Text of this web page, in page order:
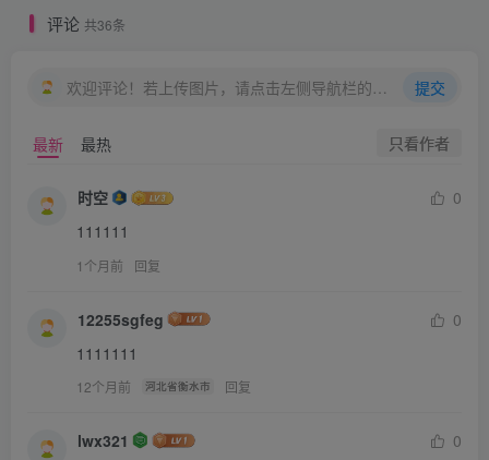
评论 共36条
欢迎评论！若上传图片，请点击左侧导航栏的图床工具，获取图片链接。 提交
最新 最热 只看作者
时空
0
111111
1个月前 回复
12255sgfeg
0
1111111
12个月前 河北省衡水市 回复
lwx321
0